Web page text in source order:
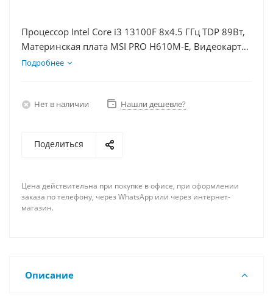
Процессор Intel Core i3 13100F 8x4.5 ГГц TDP 89Вт,
Материнская плата MSI PRO H610M-E, Видеокарта
RTX 5050 8Гб, Память DDR4 32Gb, Диски
Подробнее
Нет в наличии Нашли дешевле?
Поделиться
Цена действительна при покупке в офисе, при оформлении
заказа по телефону, через WhatsApp или через интернет-
магазин.
Описание